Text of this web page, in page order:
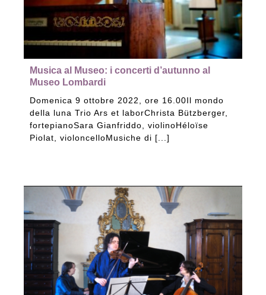
Musica al Museo: i concerti d’autunno al
Museo Lombardi
Domenica 9 ottobre 2022, ore 16.00Il mondo
della luna Trio Ars et laborChrista Bützberger,
fortepianoSara Gianfriddo, violinoHéloïse
Piolat, violoncelloMusiche di [...]